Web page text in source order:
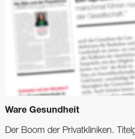
Ware Gesundheit
Der Boom der Privat­kliniken.